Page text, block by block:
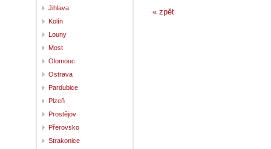
« zpět
Jihlava
Kolín
Louny
Most
Olomouc
Ostrava
Pardubice
Plzeň
Prostějov
Přerovsko
Strakonice